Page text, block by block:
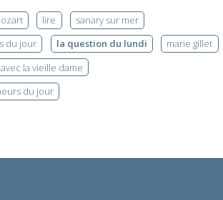
lire
sanary sur mer
du jour
la question du lundi
marie gillet
avec la vieille dame
du jour